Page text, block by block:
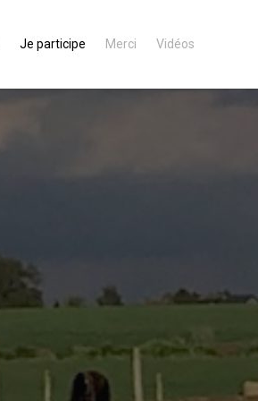
Je participe Merci Vidéos